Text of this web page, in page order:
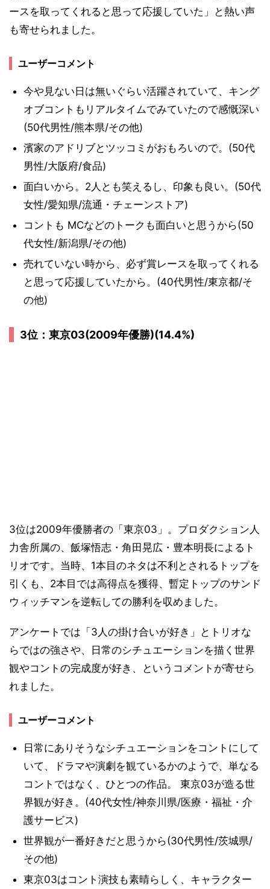
ースを取ってくれると思って応援していた」と熱い声
も寄せられました。
ユーザーコメント
今や見ない日は無いぐらい活躍されていて、キング
オブコントもリアルタイムでみていたので感慨深い
(50代男性/熊本県/その他)
濱家のアドリブとツッコミがおもろいので。(50代
男性/大阪府/食品)
面白いから。2人とも笑えるし、印象も良い。(50代
女性/愛知県/流通・チェーンストア)
コントも MCなどのトークも面白いと思うから(50
代女性/新潟県/その他)
売れていない時から、必ず賞レースを取ってくれる
と思って応援していたから。(40代男性/東京都/そ
の他)
3位：東京03(2009年優勝)(14.4%)
3位は2009年優勝者の「東京03」。プロダクション人
力舎所属の、飯塚悟志・角田晃広・豊本明長によるト
リオです。当時、1本目のネタは不利とされるトップを
引くも、2本目では高得点を獲得、暫定トップのサンド
ウィッチマンを逆転しての勝利を収めました。
アンケートでは「3人の掛け合いが好き」とトリオな
らではの強さや、日常のシチュエーションを描く世界
観やコントの完成度が好き、というコメントが寄せら
れました。
ユーザーコメント
日常にありそうなシチュエーションをコントにして
いて、ドラマや演劇を観ているかのようで、単なる
コントではなく、ひとつの作品。 東京03が造る世
界観が好き。(40代女性/神奈川県/医療・福祉・介
護サービス)
世界観が一番好きだと思うから(30代男性/茨城県/
その他)
東京03はコント演技も素晴らしく、キャラクター